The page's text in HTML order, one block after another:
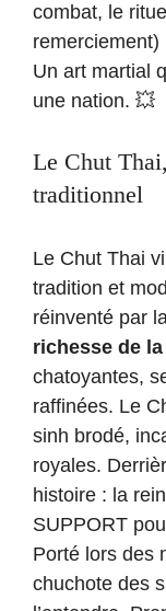
combat, le
Un art martial
une nation. 💥
Le Chut
traditionnel
Le Chut Thai
tradition et
réinventé par
richesse de
chatoyantes,
raffinées. Le
sinh brodé,
royales.
histoire : la
SUPPORT
Porté lors des
chuchote des